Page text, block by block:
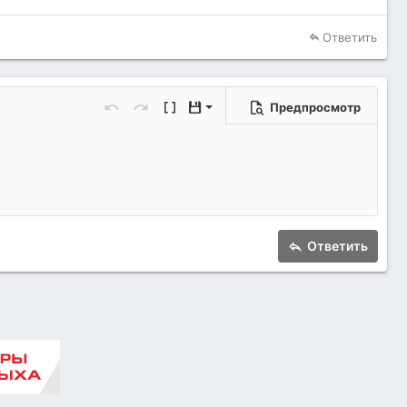
Ответить
ОтменитьПовторить
Переключить режим работы
Черновики
Сохранить черновик
Предпросмотр
Ответить